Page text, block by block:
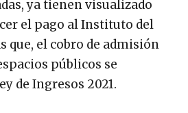
ya tienen visualizado
el pago al Instituto del
que, el cobro de admisión
públicos se
de Ingresos 2021.